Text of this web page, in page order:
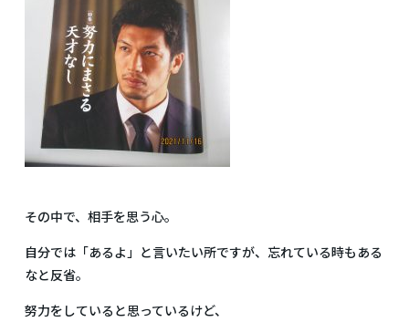
その中で、相手を思う心。
自分では「あるよ」と言いたい所ですが、忘れている時もある
なと反省。
努力をしていると思っているけど、